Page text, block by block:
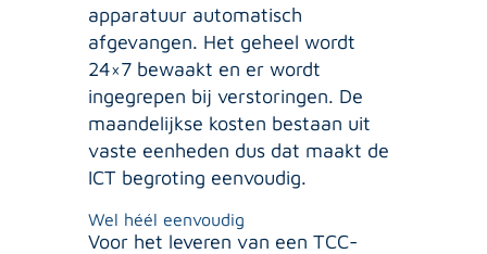
apparatuur automatisch
afgevangen. Het geheel wordt
24×7 bewaakt en er wordt
ingegrepen bij verstoringen. De
maandelijkse kosten bestaan uit
vaste eenheden dus dat maakt de
ICT begroting eenvoudig.
Wel héél eenvoudig
Voor het leveren van een TCC-